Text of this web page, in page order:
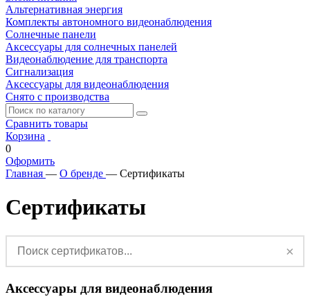
Альтернативная энергия
Комплекты автономного видеонаблюдения
Солнечные панели
Аксессуары для солнечных панелей
Видеонаблюдение для транспорта
Сигнализация
Аксессуары для видеонаблюдения
Снято с производства
Сравнить товары
Корзина
0
Оформить
Главная — О бренде — Сертификаты
Сертификаты
×
Аксессуары для видеонаблюдения